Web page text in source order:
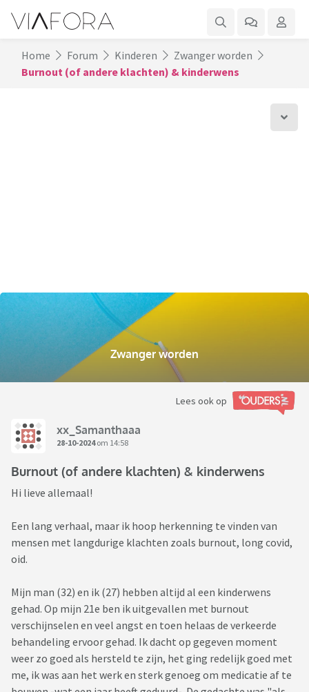
Home Forum Kinderen
Zwanger worden
Burnout (of andere klachten) & kinderwens
Zwanger worden
Lees ook op
xx_Samanthaaa
28-10-2024om 14:58
Burnout (of andere klachten) & kinderwens
Hi lieve allemaal!
Een lang verhaal, maar ik hoop herkenning te vinden van
mensen met langdurige klachten zoals burnout, long covid,
oid.
Mijn man (32) en ik (27) hebben altijd al een kinderwens
gehad. Op mijn 21e ben ik uitgevallen met burnout
verschijnselen en veel angst en toen helaas de verkeerde
behandeling ervoor gehad. Ik dacht op gegeven moment
weer zo goed als hersteld te zijn, het ging redelijk goed met
me, ik was aan het werk en sterk genoeg om medicatie af te